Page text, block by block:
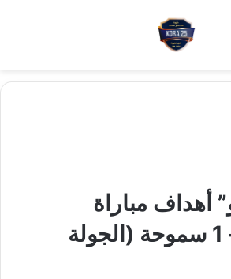
أهداف مباراة
بيراميدز 2 – 1 سموحة (الجولة